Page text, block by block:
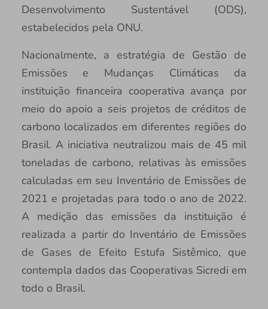
Desenvolvimento Sustentável (ODS),
estabelecidos pela ONU.
Nacionalmente, a estratégia de Gestão de
Emissões e Mudanças Climáticas da
instituição financeira cooperativa avança por
meio do apoio a seis projetos de créditos de
carbono localizados em diferentes regiões do
Brasil. A iniciativa neutralizou mais de 45 mil
toneladas de carbono, relativas às emissões
calculadas em seu Inventário de Emissões de
2021 e projetadas para todo o ano de 2022.
A medição das emissões da instituição é
realizada a partir do Inventário de Emissões
de Gases de Efeito Estufa Sistêmico, que
contempla dados das Cooperativas Sicredi em
todo o Brasil.